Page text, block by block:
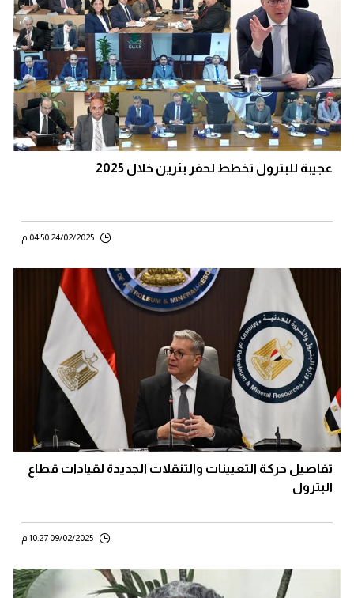
عجيبة للبترول تخطط لحفر بئرين خلال 2025
24/02/2025 04:50 م
تفاصيل حركة التعيينات والتنقلات الجديدة لقيادات قطاع
البترول
09/02/2025 10:27 م